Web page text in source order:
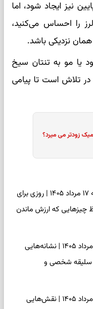
نیز ایجاد شود، اما
را احساس می‌کنید،
نزدیکی باشد.
یا مو به تنتان سیخ
تلاش است تا پیامی
زودتر می میرد؟
فال سرنوشت امروز شنبه ۱۷ مرداد ۱۴۰۵ | روزی برای
چیزهایی که ارزش ماندن
فال اسم امروز جمعه ۱۶ مرداد ۱۴۰۵ | نشانه‌هایی
سلیقه شخصی و
فال چای امروز جمعه ۱۶ مرداد ۱۴۰۵ | نقش‌هایی